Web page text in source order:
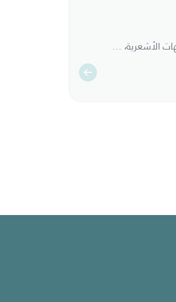
استوعب المؤلف في هذا الكتاب الردّ على كثير من شبهات الأشعرية، واتخذ رسالة نقض التدمرية لسعيد فودة مطيةً لذلك.